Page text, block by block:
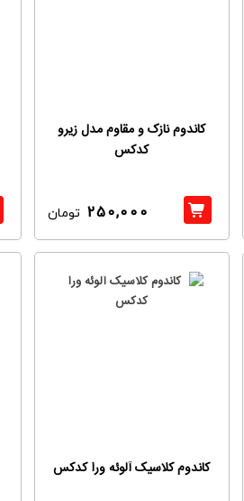
کاندوم نازک و مقاوم مدل زیرو
کدکس
250,000 تومان
کاندوم کلاسیک آلوئه ورا کدکس